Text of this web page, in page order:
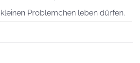
kleinen Problemchen leben dürfen.